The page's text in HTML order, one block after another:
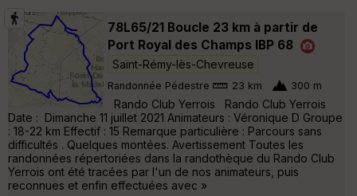
78L65/21 Boucle 23 km à partir de
Port Royal des Champs IBP 68
Saint-Rémy-lès-Chevreuse
Randonnée Pédestre 23 km 300 m
Rando Club Yerrois Rando Club Yerrois
Date : Dimanche 11 juillet 2021 Animateurs : Véronique D Groupe
: 18-22 km Effectif : 15 Remarque particulière : Parcours sans
difficultés . Quelques montées. Avertissement Toutes les
randonnées répertoriées dans la randothèque du Rando Club
Yerrois ont été tracées par l'un de nos animateurs, puis
reconnues et enfin effectuées avec »